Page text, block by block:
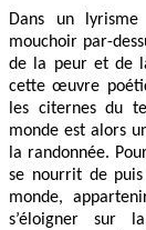
Dans un
mouchoir par-
de la peur et de
cette œuvre
les citernes du
monde est alors
la randonnée.
se nourrit de
monde,
s’éloigner sur